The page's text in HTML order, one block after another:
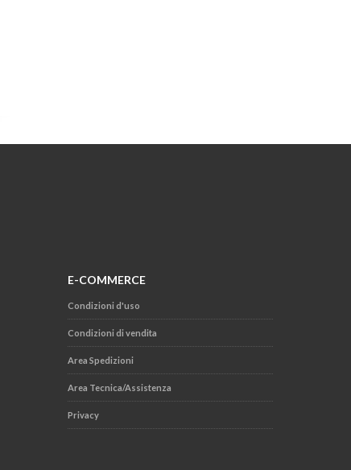
E-COMMERCE
Condizioni d'uso
Condizioni di vendita
Area Spedizioni
Area Tecnica/Assistenza
Privacy